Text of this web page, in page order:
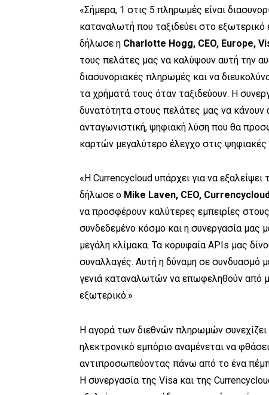
«Σήμερα, 1 στις 5 πληρωμές είναι
καταναλωτή που ταξιδεύει στο εξωτερικό
δήλωσε η Charlotte Hogg, CEO, Europe,
τους πελάτες μας να καλύψουν αυτή την
διασυνοριακές πληρωμές και να
τα χρήματά τους όταν ταξιδεύουν. Η
δυνατότητα στους πελάτες μας να
ανταγωνιστική, ψηφιακή λύση που θα
καρτών μεγαλύτερο έλεγχο στις
«Η Currencycloud υπάρχει για να
δήλωσε ο Mike Laven, CEO, Currencycloud
να προσφέρουν καλύτερες εμπειρίες
συνδεδεμένο κόσμο και η συνεργασία μας
μεγάλη κλίμακα. Τα κορυφαία APIs μας
συναλλαγές. Αυτή η δύναμη σε συνδυασμό
γενιά καταναλωτών να επωφεληθούν από
εξωτερικό.»
Η αγορά των διεθνών πληρωμών συνεχίζει
ηλεκτρονικό εμπόριο αναμένεται να
αντιπροσωπεύοντας πάνω από το ένα
Η συνεργασία της Visa και της